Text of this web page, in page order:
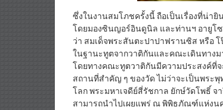
ซึ่งในงานสมโภชครั้งนี้ ถือเป็นเรื่องที่น่า
โดยมองซินญอร์อินดูนิล และท่านฯ อายูโ
ว่า สมเด็จพระสันตะปาปาฟรานซิส หรือ
ในฐานะทูตจากวาติกันและคณะเดินทางม
โดยทางคณะทูตวาติกันมีความประสงค์ที่จ
สถานที่สำคัญ ๆ ของวัด ไม่ว่าจะเป็นพระ
โลก พระมหาเจดีย์สี่รัชกาล ยักษ์วัดโพธิ์
สามารถนำไปเผยแพร่ ณ พิพิธภัณฑ์แห่งน